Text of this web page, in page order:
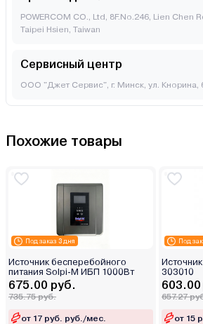
POWERCOM CO., Ltd, 8F.No.246, Lien Chen
Taipei Hsien, Taiwan
Сервисный центр
ООО "Джет Сервис", г. Минск, ул. Кнорина,
Похожие товары
Под заказ 3 дня
Источник бесперебойного
питания Solpi-M ИБП 1000Вт
675.00 руб.
735.75 руб.
от 17 руб. руб./мес.
Под
303010
603.00
657.27
от 15